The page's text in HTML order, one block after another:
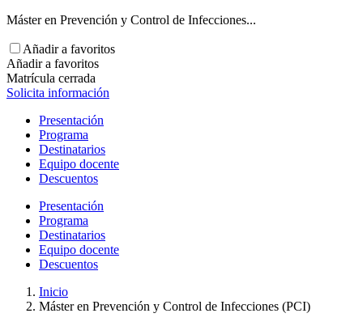
Máster en Prevención y Control de Infecciones...
Añadir a favoritos
Añadir a favoritos
Matrícula cerrada
Solicita información
Presentación
Programa
Destinatarios
Equipo docente
Descuentos
Presentación
Programa
Destinatarios
Equipo docente
Descuentos
Inicio
Máster en Prevención y Control de Infecciones (PCI)